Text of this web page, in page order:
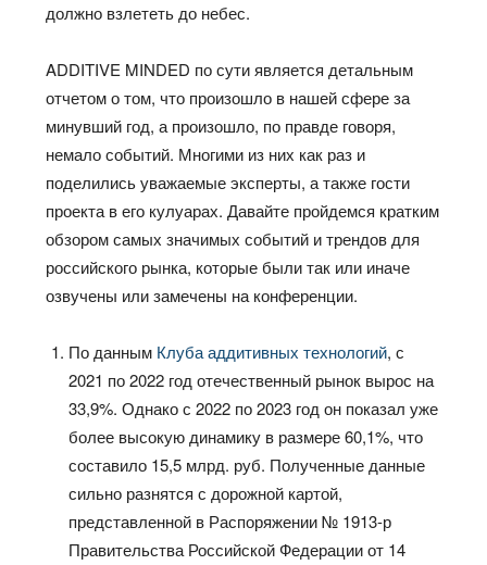
должно взлететь до небес.
ADDITIVE MINDED по сути является детальным
отчетом о том, что произошло в нашей сфере за
минувший год, а произошло, по правде говоря,
немало событий. Многими из них как раз и
поделились уважаемые эксперты, а также гости
проекта в его кулуарах. Давайте пройдемся кратким
обзором самых значимых событий и трендов для
российского рынка, которые были так или иначе
озвучены или замечены на конференции.
По данным Клуба аддитивных технологий, с
2021 по 2022 год отечественный рынок вырос на
33,9%. Однако с 2022 по 2023 год он показал уже
более высокую динамику в размере 60,1%, что
составило 15,5 млрд. руб. Полученные данные
сильно разнятся с дорожной картой,
представленной в Распоряжении № 1913-р
Правительства Российской Федерации от 14